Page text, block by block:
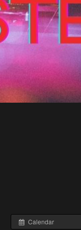
Calendar